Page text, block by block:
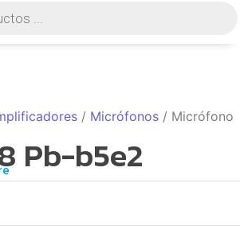
/ Micrófonos / Micrófono
Pb-b5e2